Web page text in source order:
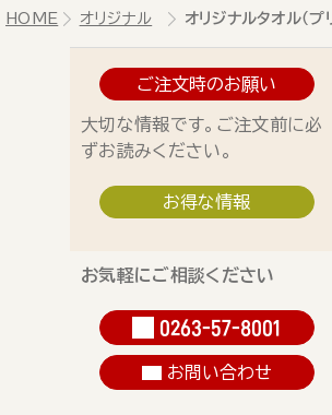
HOME オリジナル オリジナルタオル（プ
ご注文時のお願い
大切な情報です。ご注文前に必
ずお読みください。
お得な情報
お気軽にご相談ください
0263-57-8001
お問い合わせ